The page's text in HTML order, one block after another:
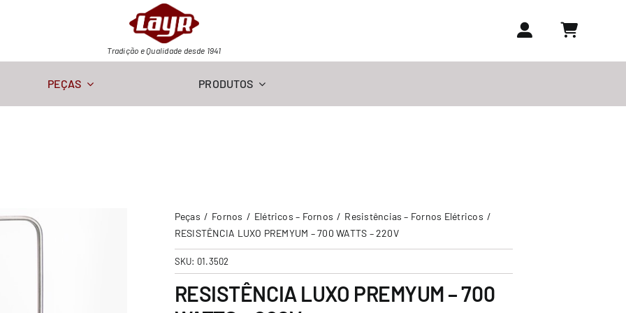
Tradição e Qualidade desde 1941
PEÇAS PRODUTOS
Peças Fornos Elétricos – Fornos
Resistências – Fornos Elétricos
RESISTÊNCIA LUXO PREMYUM – 700 WATTS – 220V
SKU: 01.3502
RESISTÊNCIA LUXO PREMYUM – 700